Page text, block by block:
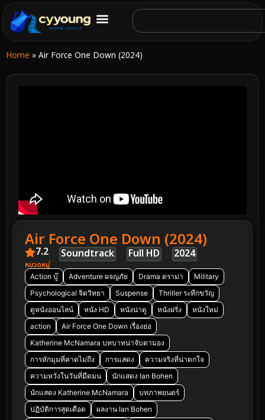
Home » Air Force One Down (2024)
Air Force One Down (2024)
7.2 Soundtrack Full HD 2024
หมวดหมู่
Action บู๊ Adventure ผจญภัย Drama ดราม่า
Military
Psychological จิตวิทยา
Suspense
Thriller ระทึกขวัญ
ดูหนังออนไลน์
หนัง HD หนังน่าดู หนังฝรั่ง
หนังใหม่
action
Air Force One Down เรื่องย่อ
Katherine McNamara บทบาทน่าจับตามอง
การหักมุมที่คาดไม่ถึง
การแสดง
ความจริงที่น่าตกใจ
ความหวังในวันที่มืดมน
นักแสดง Ian Bohen
นักแสดง Katherine McNamara
บทภาพยนตร์
ปฏิบัติการสุดเดือด
ผลงาน Ian Bohen